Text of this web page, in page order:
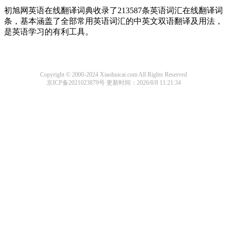
初旭网英语在线翻译词典收录了213587条英语词汇在线翻译词
条，基本涵盖了全部常用英语词汇的中英文双语翻译及用法，
是英语学习的有利工具。
Copyright © 2000-2024 Xiaohuicai.com All Rights Reserved
京ICP备2021023879号更新时间：2026/8/8 11:21:34